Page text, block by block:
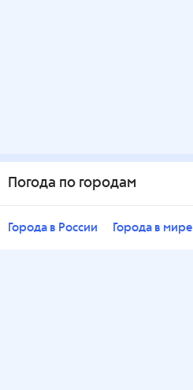
Погода по городам
Города в России Города в мире